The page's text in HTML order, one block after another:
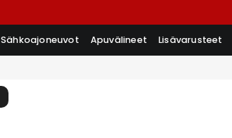
Sähkoajoneuvot Apuvälineet Lisävarusteet